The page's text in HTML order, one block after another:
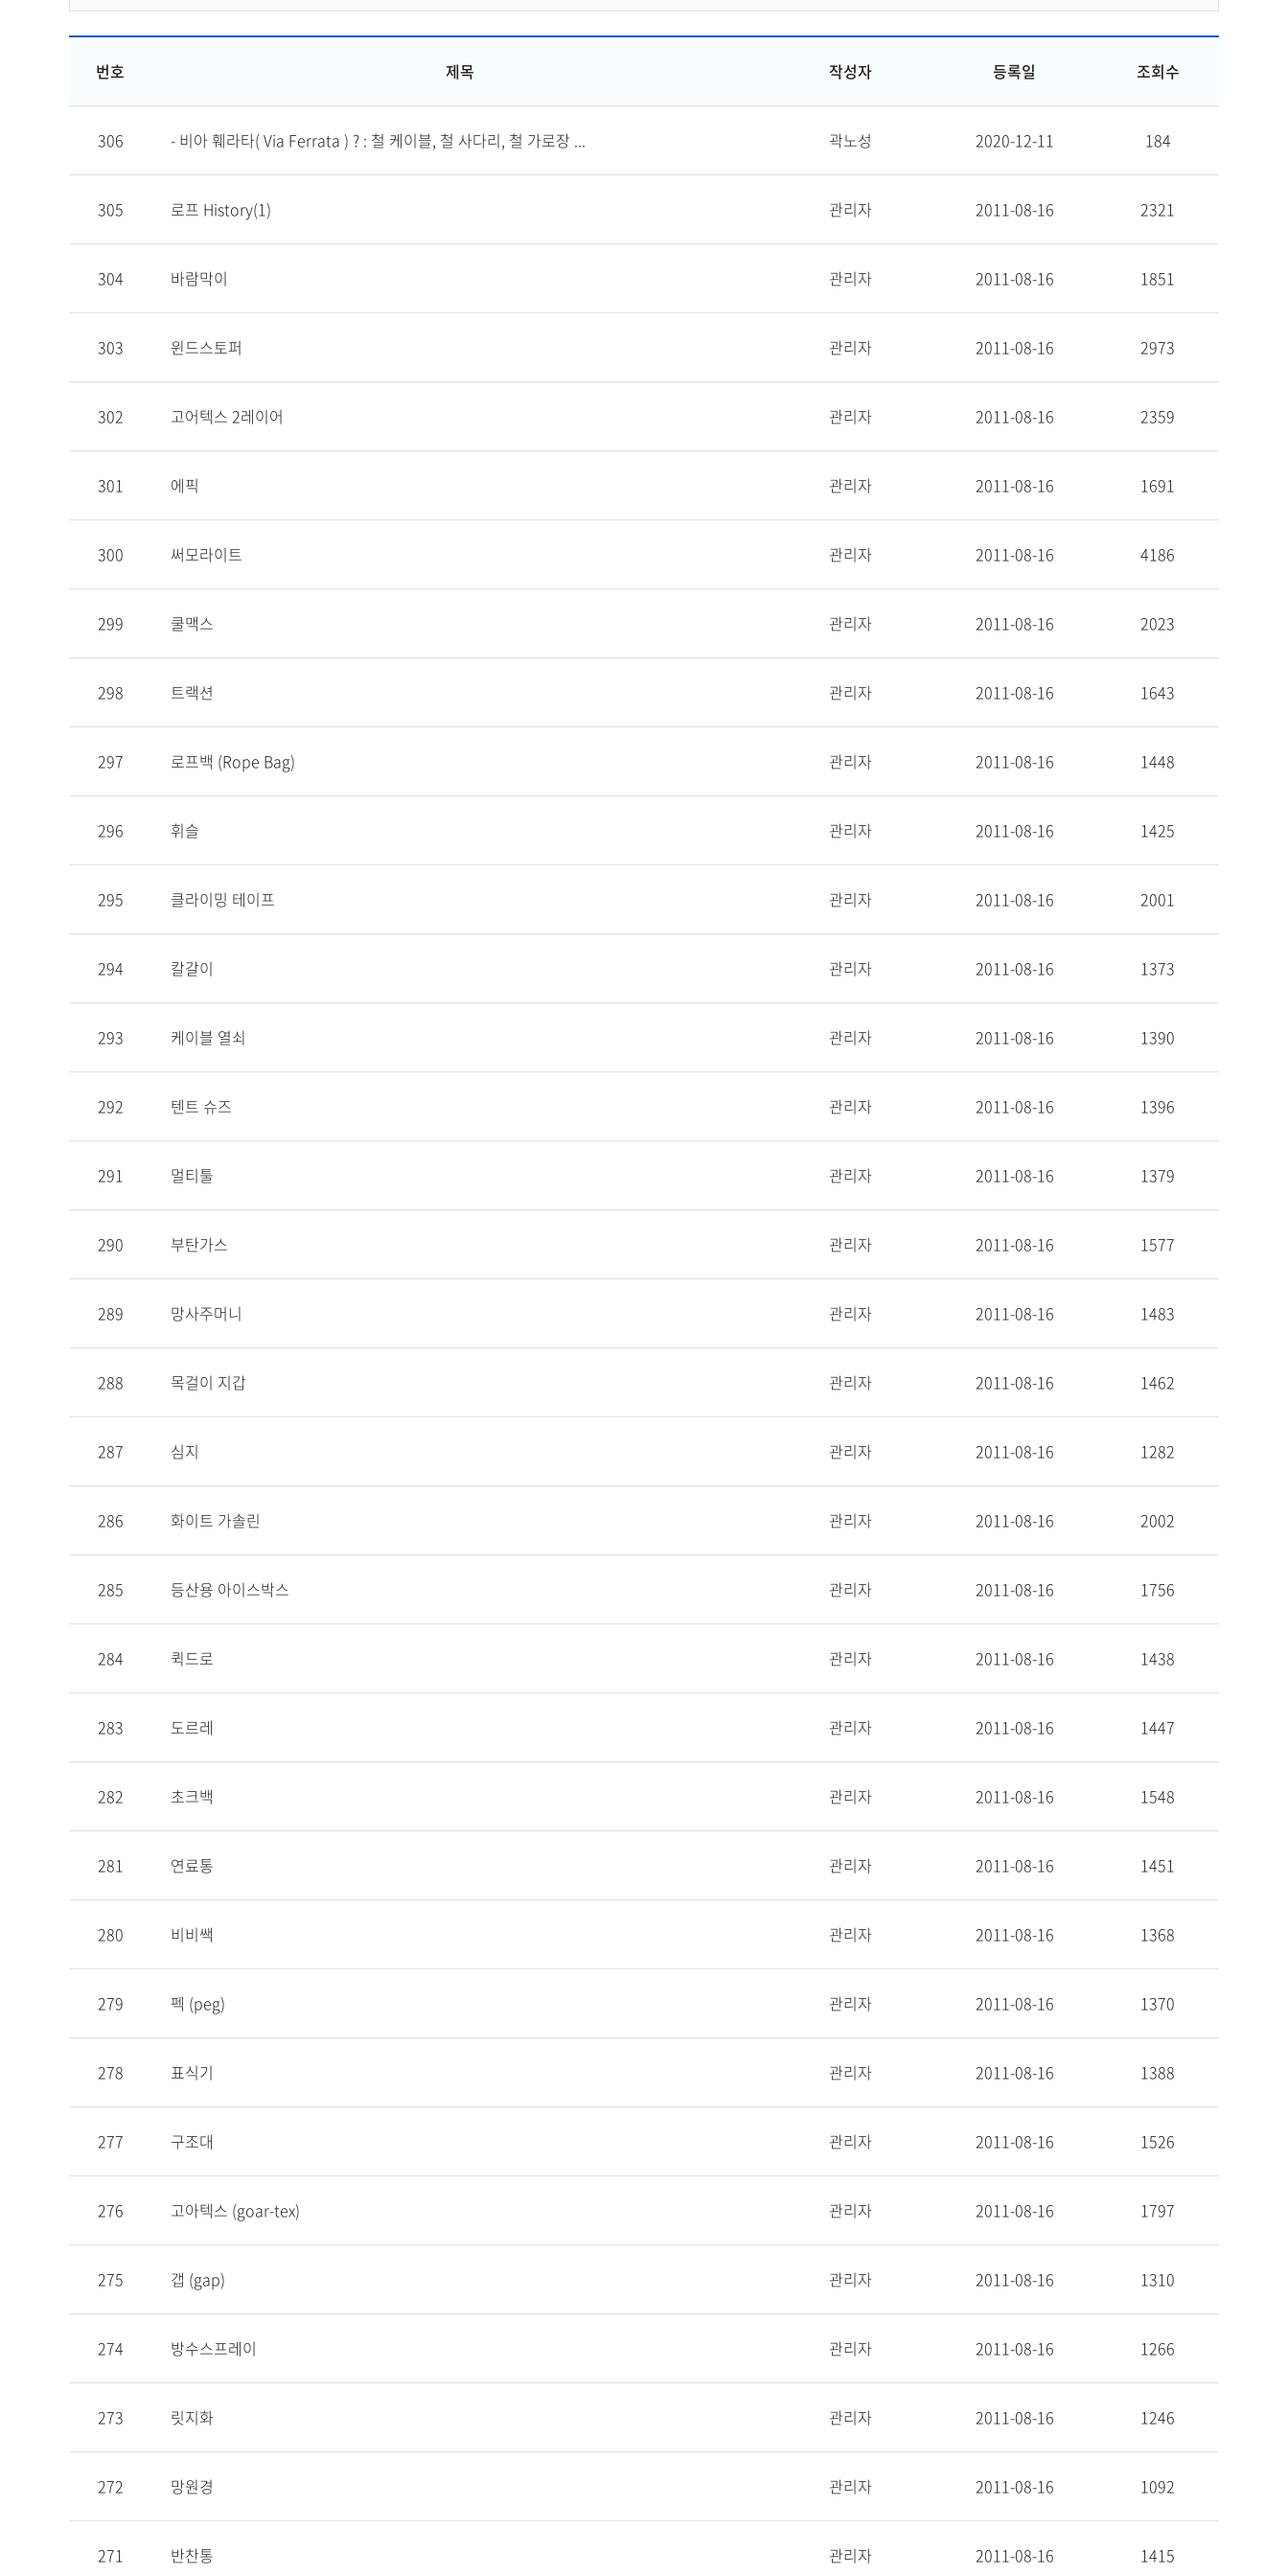
번호 제목 작성자 등록일 조회수
306 - 비아 훼라타( Via Ferrata ) ? : 철 케이블, 철 사다리, 철 가로장 ... 곽노성 2020-12-11 184
305 로프 History(1) 관리자 2011-08-16 2321
304 바람막이 관리자 2011-08-16 1851
303 윈드스토퍼 관리자 2011-08-16 2973
302 고어텍스 2레이어 관리자 2011-08-16 2359
301 에픽 관리자 2011-08-16 1691
300 써모라이트 관리자 2011-08-16 4186
299 쿨맥스 관리자 2011-08-16 2023
298 트랙션 관리자 2011-08-16 1643
297 로프백 (Rope Bag) 관리자 2011-08-16 1448
296 휘슬 관리자 2011-08-16 1425
295 클라이밍 테이프 관리자 2011-08-16 2001
294 칼갈이 관리자 2011-08-16 1373
293 케이블 열쇠 관리자 2011-08-16 1390
292 텐트 슈즈 관리자 2011-08-16 1396
291 멀티툴 관리자 2011-08-16 1379
290 부탄가스 관리자 2011-08-16 1577
289 망사주머니 관리자 2011-08-16 1483
288 목걸이 지갑 관리자 2011-08-16 1462
287 심지 관리자 2011-08-16 1282
286 화이트 가솔린 관리자 2011-08-16 2002
285 등산용 아이스박스 관리자 2011-08-16 1756
284 퀵드로 관리자 2011-08-16 1438
283 도르레 관리자 2011-08-16 1447
282 초크백 관리자 2011-08-16 1548
281 연료통 관리자 2011-08-16 1451
280 비비쌕 관리자 2011-08-16 1368
279 펙 (peg) 관리자 2011-08-16 1370
278 표식기 관리자 2011-08-16 1388
277 구조대 관리자 2011-08-16 1526
276 고아텍스 (goar-tex) 관리자 2011-08-16 1797
275 갭 (gap) 관리자 2011-08-16 1310
274 방수스프레이 관리자 2011-08-16 1266
273 릿지화 관리자 2011-08-16 1246
272 망원경 관리자 2011-08-16 1092
271 반찬통 관리자 2011-08-16 1415